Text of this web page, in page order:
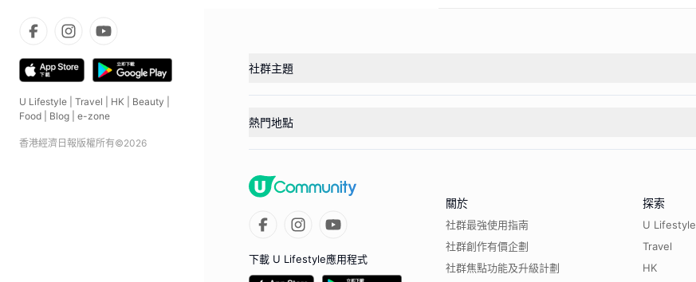
U Lifestyle Travel HK Beauty
Food
Blog e-zone
香港經濟日報版權所有©2026
社群主題
熱門地點
下載 U Lifestyle應用程式
關於
社群最強使用指南
社群創作有價企劃
社群焦點功能及升級計劃
探索
U Lifestyle
Travel
HK